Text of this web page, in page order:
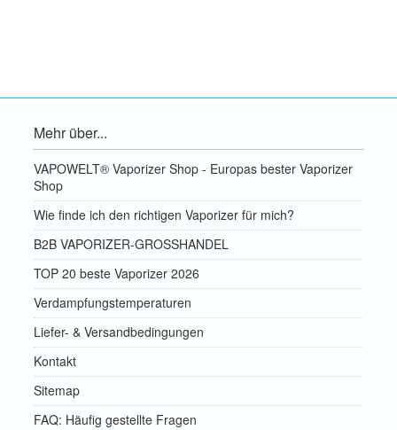
Mehr über...
VAPOWELT® Vaporizer Shop - Europas bester Vaporizer
Shop
Wie finde ich den richtigen Vaporizer für mich?
B2B VAPORIZER-GROSSHANDEL
TOP 20 beste Vaporizer 2026
Verdampfungstemperaturen
Liefer- & Versandbedingungen
Kontakt
Sitemap
FAQ: Häufig gestellte Fragen